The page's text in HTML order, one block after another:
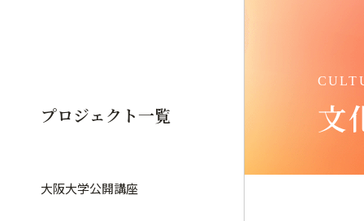
プロジェクト一覧
大阪大学公開講座
文